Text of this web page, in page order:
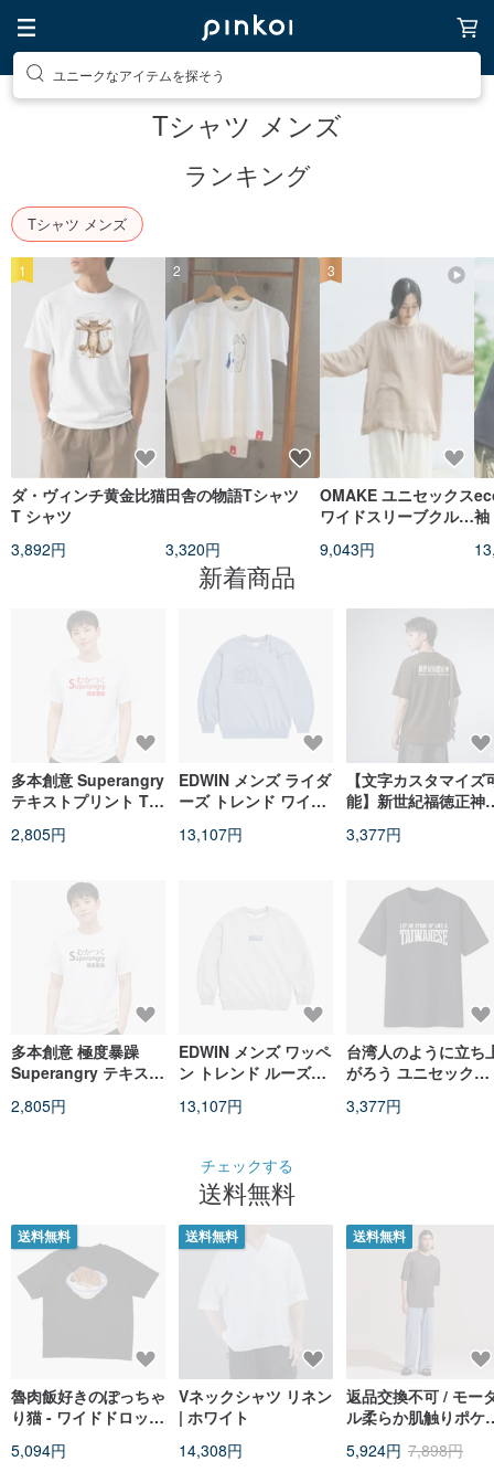
素敵な生活グッズを探そう
Tシャツ メンズ
ランキング
Tシャツ メンズ
ダ・ヴィンチ黄金比猫
T シャツ
3,892円
1
田舎の物語Tシャツ
3,320円
2
OMAKE ユニセックス
ワイドスリーブクルー
ルガーゼ 米灰色
9,043円
3
袖
新着商品
多本創意 Superangry
テキストプリント T
白地に赤文字
2,805円
多本創意 極度暴躁
Superangry テキスト
ニセックス 白字黒書
2,805円
EDWIN メンズ ライダ
ーズ トレンド ワイド
ツ (グレーブルー) #ト
13,107円
EDWIN メンズ ワッペ
ン トレンド ルーズフ
(シルバーグレー) #ト
13,107円
【文字カスタマイズ
能】新世紀福徳正神
シャツ コットン T ク
3,377円
台湾人のように立ち
がろう ユニセックス
ン T クルーネック
3,377円
チェックする
送料無料
送料無料
魯肉飯好きのぽっちゃ
り猫 - ワイドドロップ
5,094円
送料無料
Vネックシャツ リネン
| ホワイト
14,308円
送料無料
返品交換不可 / モー
ル柔らか肌触りポケ
ィックグレー
5,924円 7,898円